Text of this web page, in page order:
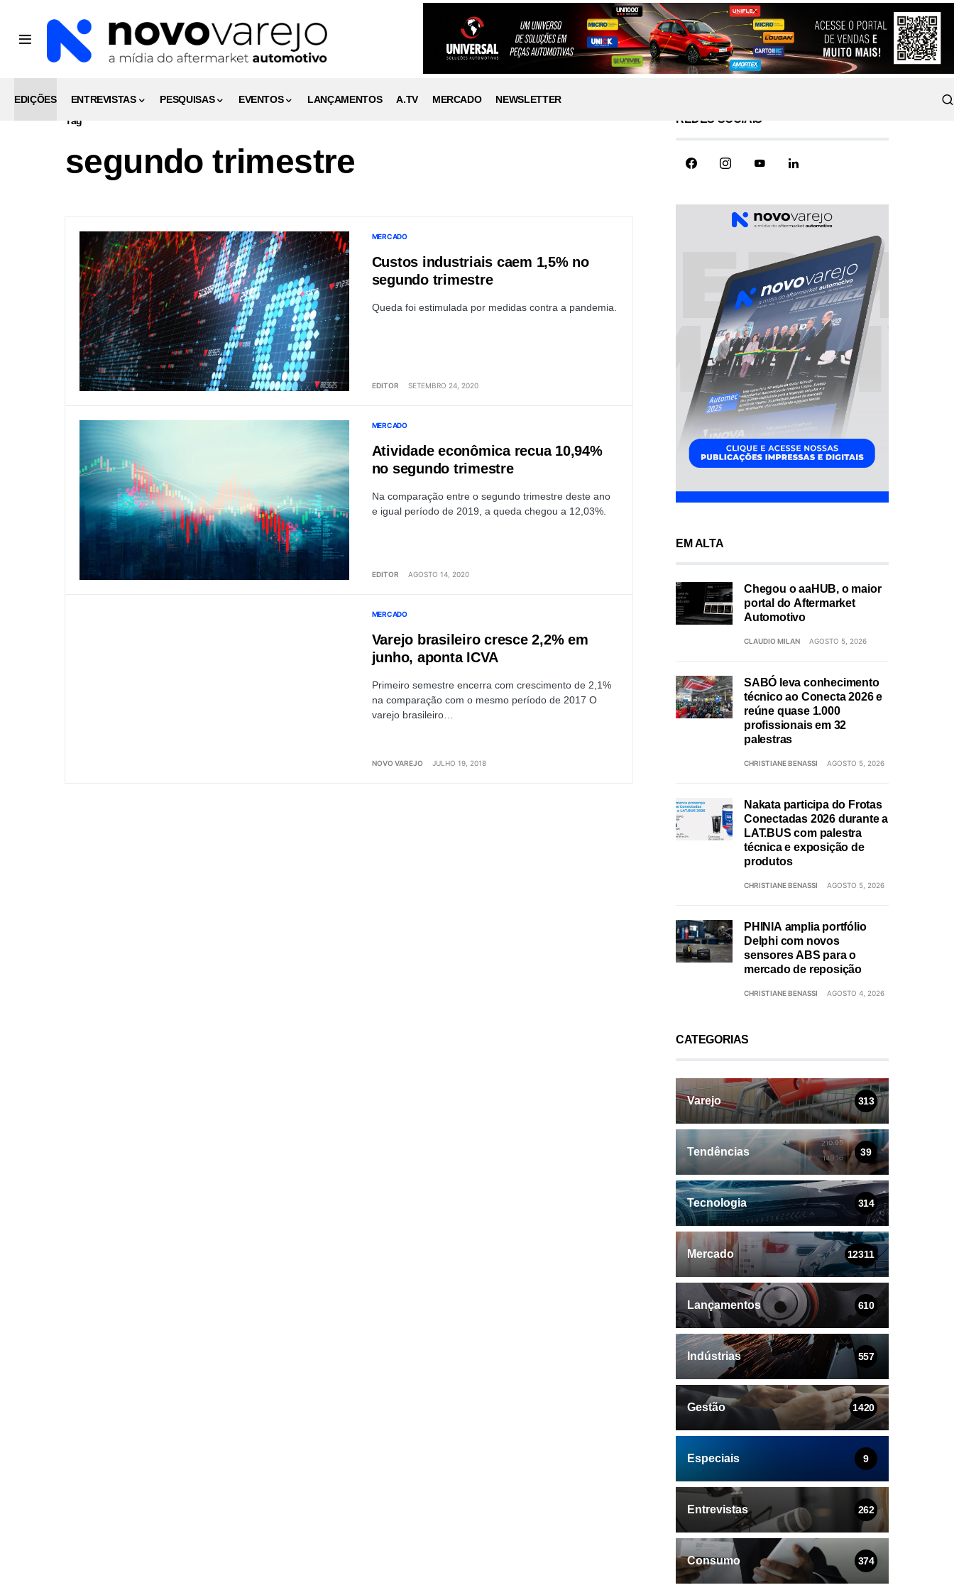
EDIÇÕES ENTREVISTAS PESQUISAS EVENTOS LANÇAMENTOS A.TV MERCADO
NEWSLETTER
Tag
segundo trimestre
MERCADO
Custos industriais caem 1,5% no
segundo trimestre
Queda foi estimulada por medidas contra a pandemia.
EDITOR SETEMBRO 24, 2020
MERCADO
Atividade econômica recua 10,94%
no segundo trimestre
Na comparação entre o segundo trimestre deste ano
e igual período de 2019, a queda chegou a 12,03%.
EDITOR AGOSTO 14, 2020
MERCADO
Varejo brasileiro cresce 2,2% em
junho, aponta ICVA
Primeiro semestre encerra com crescimento de 2,1%
na comparação com o mesmo período de 2017 O
varejo brasileiro…
NOVO VAREJO JULHO 19, 2018
REDES SOCIAIS
EM ALTA
Chegou o aaHUB, o maior
portal do Aftermarket
Automotivo
CLAUDIO MILAN AGOSTO 5, 2026
SABÓ leva conhecimento
técnico ao Conecta 2026 e
reúne quase 1.000
profissionais em 32
palestras
CHRISTIANE BENASSI AGOSTO 5, 2026
Nakata participa do Frotas
Conectadas 2026 durante a
LAT.BUS com palestra
técnica e exposição de
produtos
CHRISTIANE BENASSI AGOSTO 5, 2026
PHINIA amplia portfólio
Delphi com novos
sensores ABS para o
mercado de reposição
CHRISTIANE BENASSI AGOSTO 4, 2026
CATEGORIAS
Varejo 313
Tendências 39
Tecnologia 314
Mercado 12311
Lançamentos 610
Indústrias 557
Gestão 1420
Especiais 9
Entrevistas 262
Consumo 374